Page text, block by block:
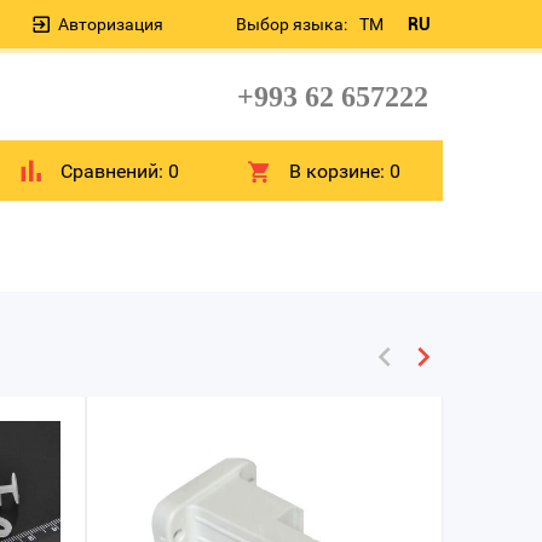
Выбор языка: TM RU
Авторизация
+993 62 657222
Сравнений: 0 В корзине:0